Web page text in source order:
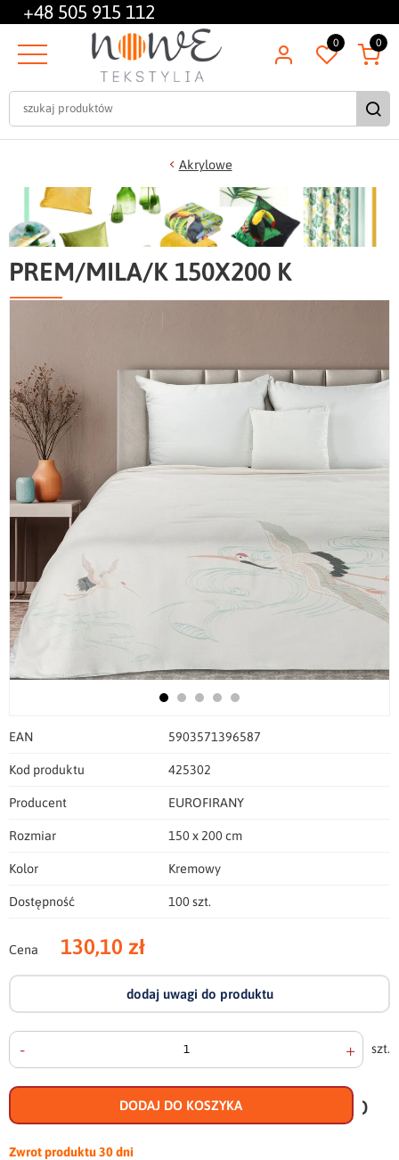
+48 505 915 112
0 0
Akrylowe
PREM/MILA/K 150X200 K
EAN 5903571396587
Kod produktu 425302
Producent EUROFIRANY
Rozmiar 150 x 200 cm
Kolor Kremowy
Dostępność 100 szt.
Cena 130,10 zł
dodaj uwagi do produktu
- + szt.
DODAJ DO KOSZYKA
do
Zwrot produktu30 dni